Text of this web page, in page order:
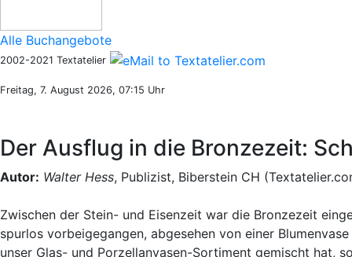
Alle Buchangebote
2002-2021 Textatelier
Freitag, 7. August 2026, 07:15 Uhr
Der Ausflug in die Bronzezeit:
Autor: Walter Hess, Publizist, Biberstein CH
Zwischen der Stein- und Eisenzeit war die Bronzezeit
spurlos vorbeigegangen, abgesehen von einer
unser Glas- und Porzellanvasen-Sortiment gemischt hat,